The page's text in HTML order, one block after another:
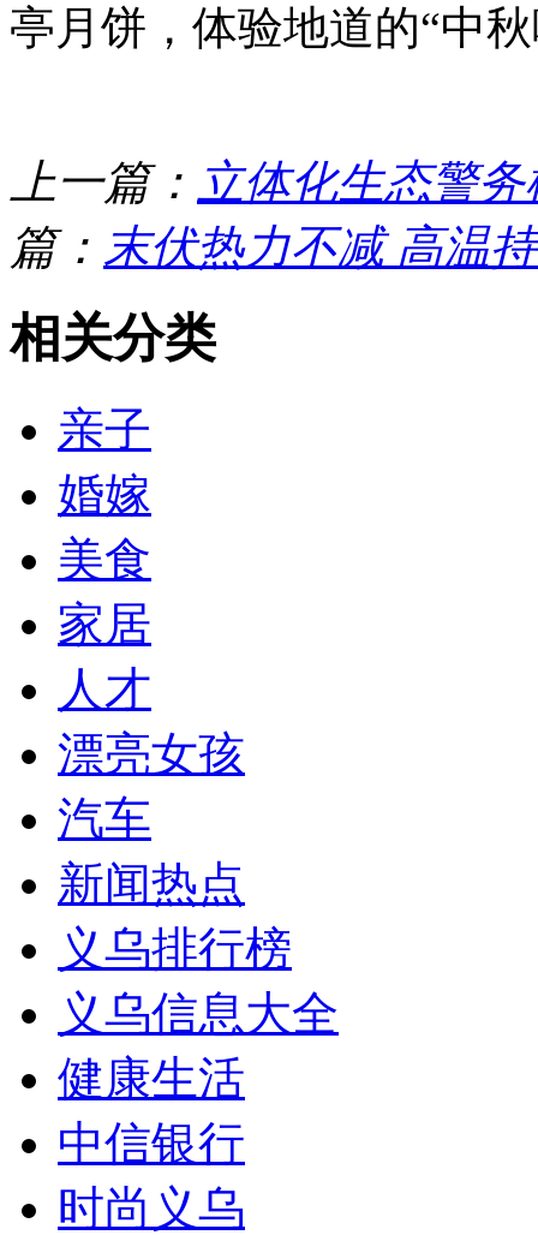
亭月饼，体验地道的“中
上一篇： 立体化生态警
篇： 末伏热力不减 高温
相关分类
亲子
婚嫁
美食
家居
人才
漂亮女孩
汽车
新闻热点
义乌排行榜
义乌信息大全
健康生活
中信银行
时尚义乌